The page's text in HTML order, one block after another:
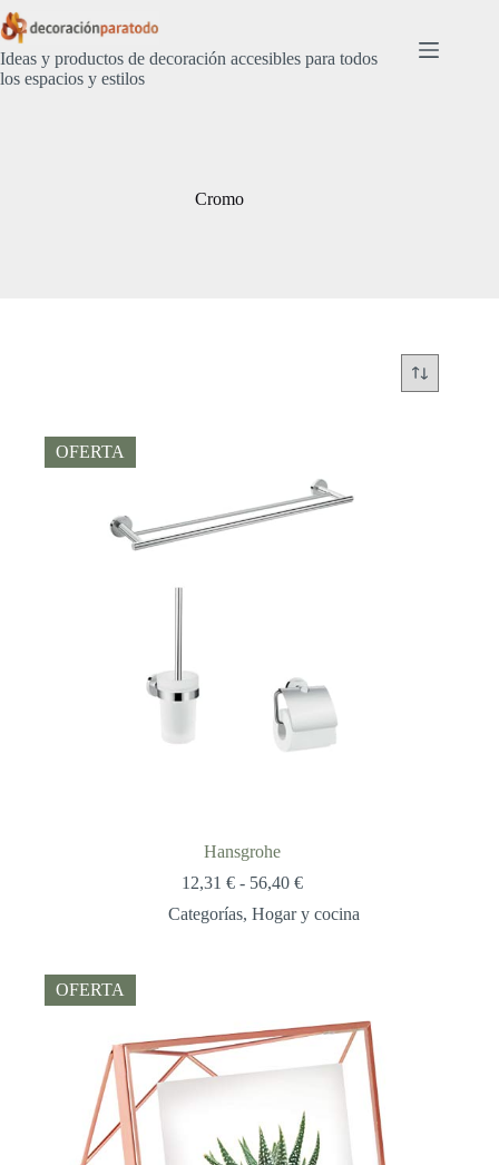
Saltar
al
contenido
Ideas y productos de decoración accesibles para todos
los espacios y estilos
Cromo
OFERTA
Hansgrohe
12,31 € - 56,40 €Rango
precios:
Categorías,Hogar y cocina
OFERTA